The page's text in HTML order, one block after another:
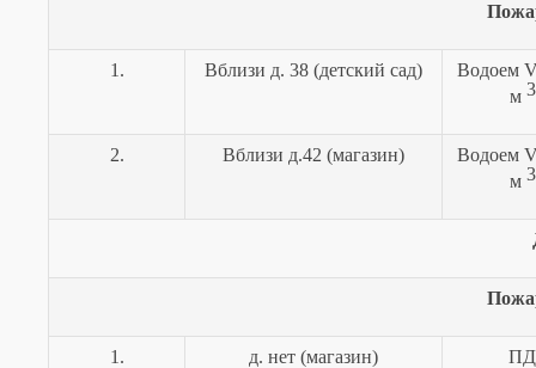
1. Вблизи д. 38 (детский сад) Водоем
м 3
2. Вблизи д.42 (магазин) Водоем
м 3
1. д. нет (магазин) ПД